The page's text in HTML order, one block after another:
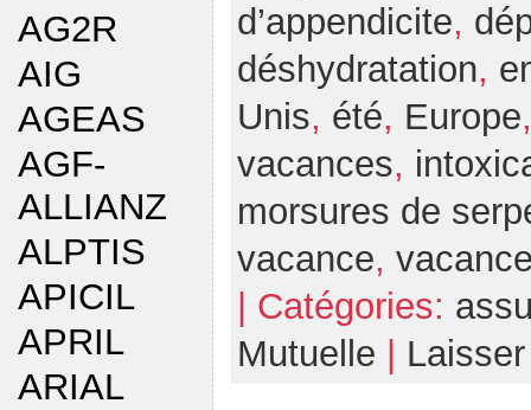
AG2R
AIG
AGEAS
AGF-
ALLIANZ
ALPTIS
APICIL
APRIL
ARIAL
d’appendicite,
déshydratation,
Unis, été, Europe
vacances,
morsures de
vacance,
| Catégories:
Mutuelle